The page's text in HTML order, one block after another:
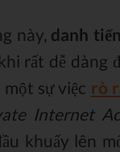
này, danh
rất dễ dàng
sự việc rò
Internet
khuấy lên